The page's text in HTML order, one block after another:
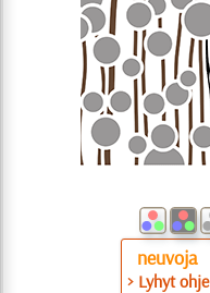
neuvoja
> Lyhyt ohje